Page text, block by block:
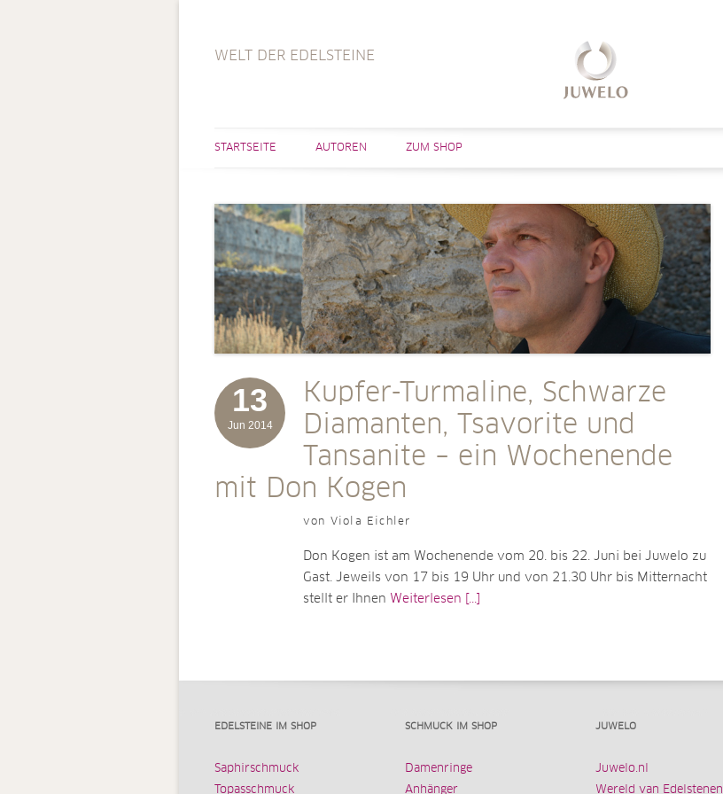
WELT DER EDELSTEINE
STARTSEITE AUTOREN ZUM SHOP
13
Jun 2014
Kupfer-Turmaline, Schwarze
Diamanten, Tsavorite und
Tansanite – ein Wochenende
mit Don Kogen
von Viola Eichler
Don Kogen ist am Wochenende vom 20. bis 22. Juni bei Juwelo zu
Gast. Jeweils von 17 bis 19 Uhr und von 21.30 Uhr bis Mitternacht
stellt er Ihnen Weiterlesen [...]
EDELSTEINE IM SHOP
Saphirschmuck
Topasschmuck
SCHMUCK IM SHOP
Damenringe
Anhänger
JUWELO
Juwelo.nl
Wereld van Edelstenen